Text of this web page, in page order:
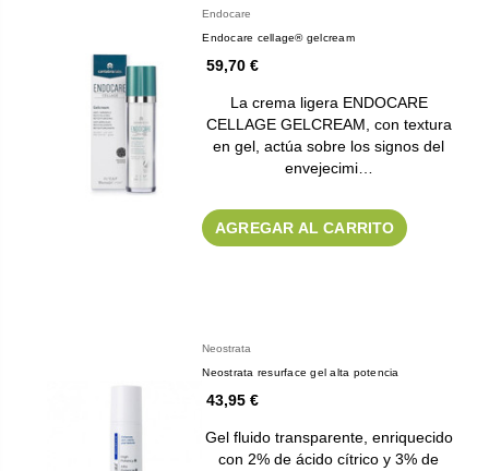
Endocare
Endocare cellage® gelcream
59,70 €
La crema ligera ENDOCARE
CELLAGE GELCREAM, con textura
en gel, actúa sobre los signos del
envejecimi…
AGREGAR AL CARRITO
Neostrata
Neostrata resurface gel alta potencia
43,95 €
Gel fluido transparente, enriquecido
con 2% de ácido cítrico y 3% de